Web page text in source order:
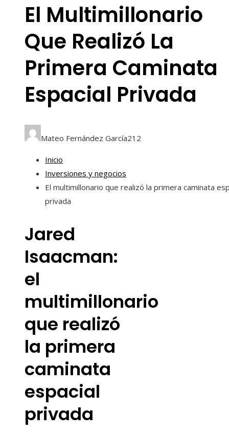
El Multimillonario
Que Realizó La
Primera Caminata
Espacial Privada
Mateo Fernández García212
Inicio
Inversiones y negocios
El multimillonario que realizó la primera caminata
privada
Jared
Isaacman:
el
multimillonario
que realizó
la primera
caminata
espacial
privada